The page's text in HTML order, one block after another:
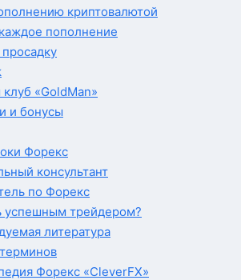
криптовалютой
пополнение
просадку
«GoldMan»
и бонусы
Форекс
консультант
по Форекс
успешным трейдером?
литература
Форекс «CleverFX»